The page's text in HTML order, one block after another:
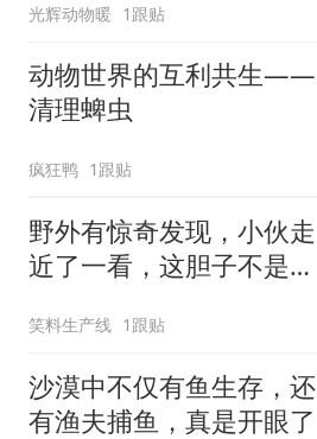
光辉动物暖 1跟贴
动物世界的互利共生——
清理蜱虫
疯狂鸭 1跟贴
野外有惊奇发现，小伙走
近了一看，这胆子不是一
笑料生产线 1跟贴
沙漠中不仅有鱼生存，还
有渔夫捕鱼，真是开眼了